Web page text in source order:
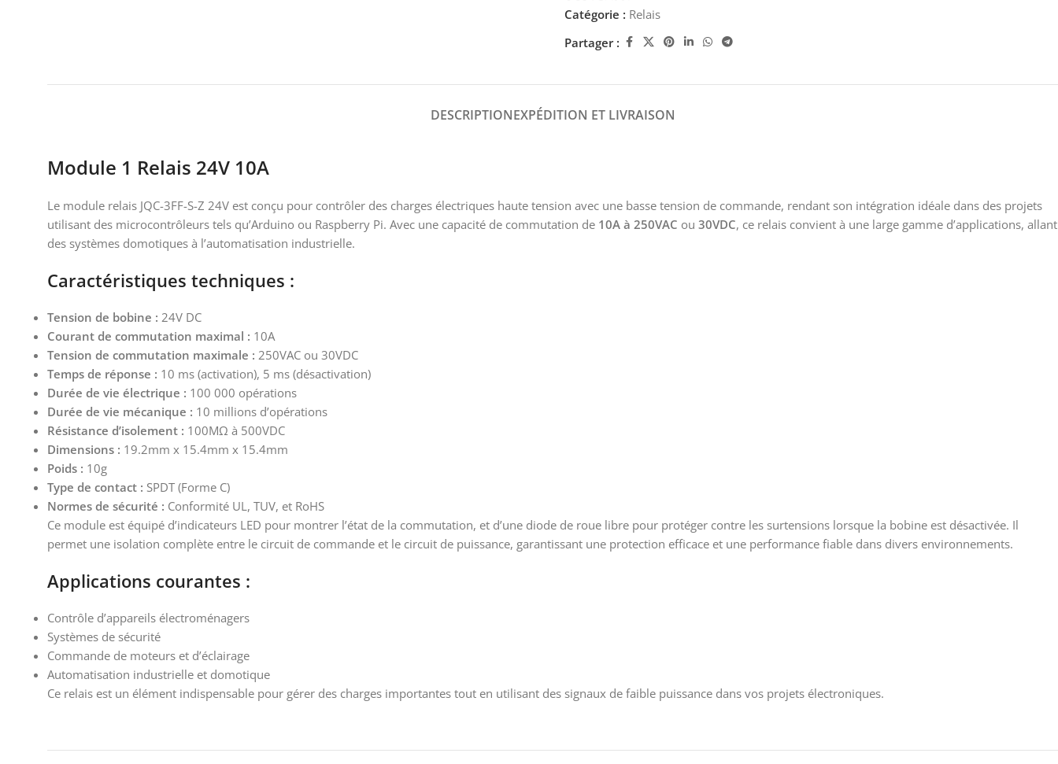
Catégorie : Relais
Partager :
DESCRIPTIONEXPÉDITION ET LIVRAISON
Module 1 Relais 24V 10A
Le module relais JQC-3FF-S-Z 24V est conçu pour contrôler des charges électriques haute tension avec une basse tension de commande, rendant son intégration idéale dans des projets
utilisant des microcontrôleurs tels qu’Arduino ou Raspberry Pi. Avec une capacité de commutation de 10A à 250VAC ou 30VDC, ce relais convient à une large gamme d’applications, allant
des systèmes domotiques à l’automatisation industrielle.
Caractéristiques techniques :
Tension de bobine : 24V DC
Courant de commutation maximal : 10A
Tension de commutation maximale : 250VAC ou 30VDC
Temps de réponse : 10 ms (activation), 5 ms (désactivation)
Durée de vie électrique : 100 000 opérations
Durée de vie mécanique : 10 millions d’opérations
Résistance d’isolement : 100MΩ à 500VDC
Dimensions : 19.2mm x 15.4mm x 15.4mm
Poids : 10g
Type de contact : SPDT (Forme C)
Normes de sécurité : Conformité UL, TUV, et RoHS
Ce module est équipé d’indicateurs LED pour montrer l’état de la commutation, et d’une diode de roue libre pour protéger contre les surtensions lorsque la bobine est désactivée. Il
permet une isolation complète entre le circuit de commande et le circuit de puissance, garantissant une protection efficace et une performance fiable dans divers environnements.
Applications courantes :
Contrôle d’appareils électroménagers
Systèmes de sécurité
Commande de moteurs et d’éclairage
Automatisation industrielle et domotique
Ce relais est un élément indispensable pour gérer des charges importantes tout en utilisant des signaux de faible puissance dans vos projets électroniques.